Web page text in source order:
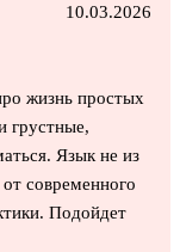
10.03.2026
жизнь простых
грустные,
Язык не из
современного
Подойдет